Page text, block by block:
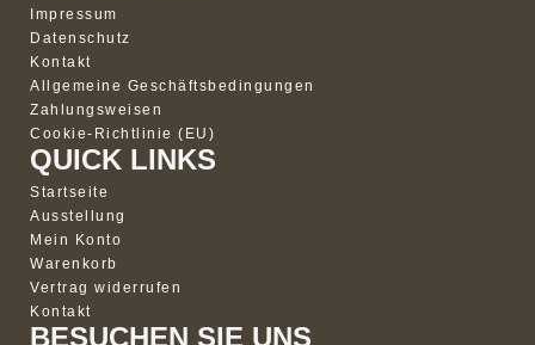
Impressum
Datenschutz
Kontakt
Allgemeine Geschäftsbedingungen
Zahlungsweisen
Cookie-Richtlinie (EU)
QUICK LINKS
Startseite
Ausstellung
Mein Konto
Warenkorb
Vertrag widerrufen
Kontakt
BESUCHEN SIE UNS